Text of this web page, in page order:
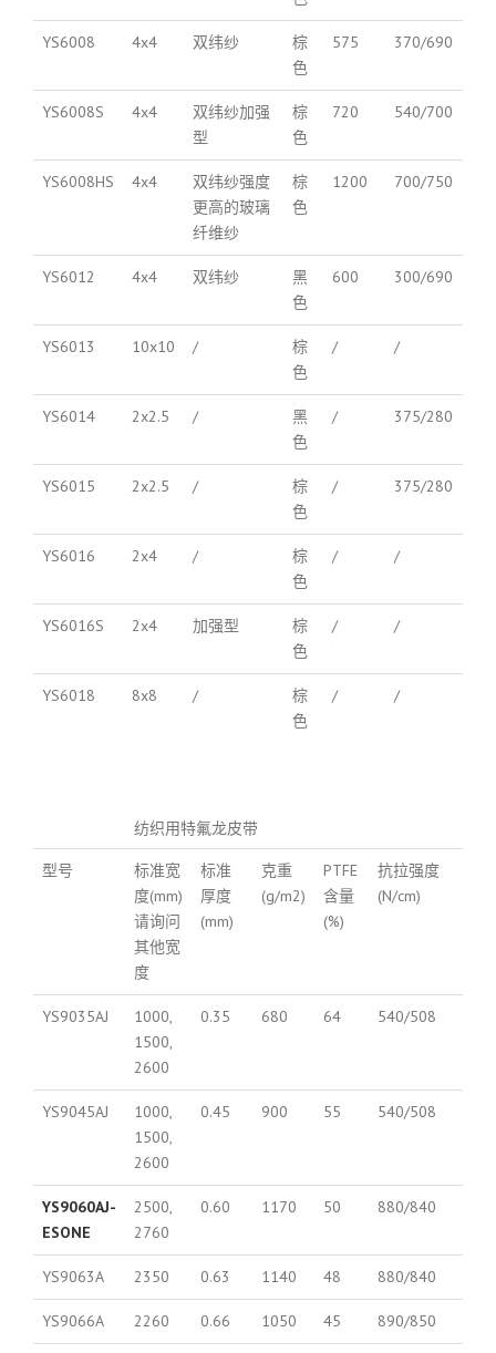
YS6008 4x4 双纬纱
棕
色
575 370/690
YS6008S 4x4
双纬纱加强
型
棕
色
720 540/700
YS6008HS 4x4
双纬纱强度
更高的玻璃
纤维纱
棕
色
1200 700/750
YS6012 4x4 双纬纱
黑
色
600 300/690
YS6013 10x10 /
棕
色
/ /
YS6014 2x2.5 /
黑
色
/ 375/280
YS6015 2x2.5 /
棕
色
/ 375/280
YS6016 2x4 /
棕
色
/ /
YS6016S 2x4 加强型
棕
色
/ /
YS6018 8x8 /
棕
色
/ /
纺织用特氟龙皮带
型号
标准宽
度(mm)
请询问
其他宽
度
标准
厚度
(mm)
克重
(g/m2)
PTFE
含量
(%)
抗拉强度
(N/cm)
YS9035AJ
1000,
1500,
2600
0.35 680 64 540/508
YS9045AJ
1000,
1500,
2600
0.45 900 55 540/508
YS9060AJ-
ESONE
2500,
2760
0.60 1170 50 880/840
YS9063A 2350 0.63 1140 48 880/840
YS9066A 2260 0.66 1050 45 890/850